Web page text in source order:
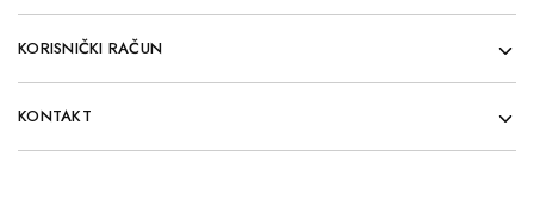
KORISNIČKI RAČUN
KONTAKT